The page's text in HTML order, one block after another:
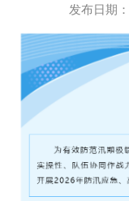
发布日期：